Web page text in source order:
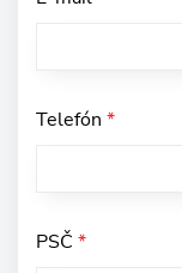
Telefón *
PSČ *